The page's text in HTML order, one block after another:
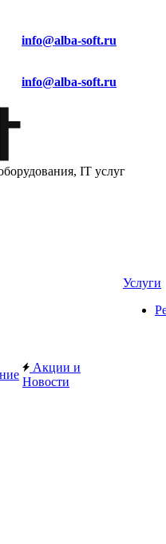
info@alba-soft.ru
info@alba-soft.ru
IT услуг
Акции и
Новости
Услуги